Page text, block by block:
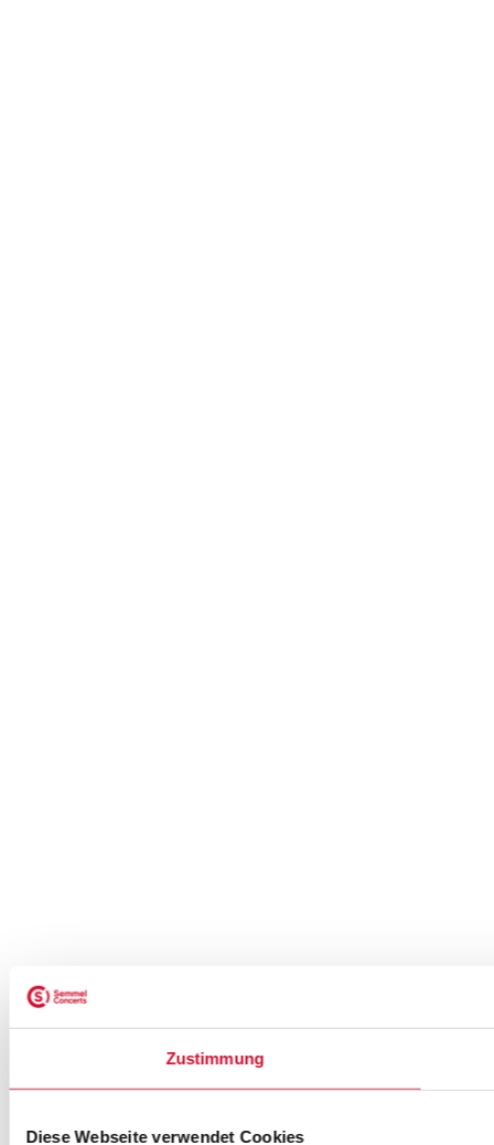
Zustimmung
Diese Webseite verwendet Cookies